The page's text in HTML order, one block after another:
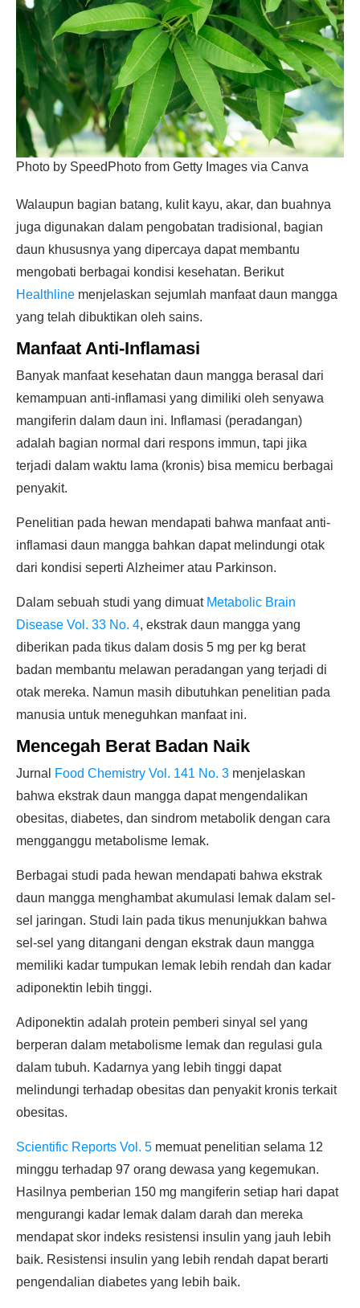
Photo by SpeedPhoto from Getty Images via Canva
Walaupun bagian batang, kulit kayu, akar, dan buahnya
juga digunakan dalam pengobatan tradisional, bagian
daun khususnya yang dipercaya dapat membantu
mengobati berbagai kondisi kesehatan. Berikut
Healthline menjelaskan sejumlah manfaat daun mangga
yang telah dibuktikan oleh sains.
Manfaat Anti-Inflamasi
Banyak manfaat kesehatan daun mangga berasal dari
kemampuan anti-inflamasi yang dimiliki oleh senyawa
mangiferin dalam daun ini. Inflamasi (peradangan)
adalah bagian normal dari respons immun, tapi jika
terjadi dalam waktu lama (kronis) bisa memicu berbagai
penyakit.
Penelitian pada hewan mendapati bahwa manfaat anti-
inflamasi daun mangga bahkan dapat melindungi otak
dari kondisi seperti Alzheimer atau Parkinson.
Dalam sebuah studi yang dimuat Metabolic Brain
Disease Vol. 33 No. 4, ekstrak daun mangga yang
diberikan pada tikus dalam dosis 5 mg per kg berat
badan membantu melawan peradangan yang terjadi di
otak mereka. Namun masih dibutuhkan penelitian pada
manusia untuk meneguhkan manfaat ini.
Mencegah Berat Badan Naik
Jurnal Food Chemistry Vol. 141 No. 3 menjelaskan
bahwa ekstrak daun mangga dapat mengendalikan
obesitas, diabetes, dan sindrom metabolik dengan cara
mengganggu metabolisme lemak.
Berbagai studi pada hewan mendapati bahwa ekstrak
daun mangga menghambat akumulasi lemak dalam sel-
sel jaringan. Studi lain pada tikus menunjukkan bahwa
sel-sel yang ditangani dengan ekstrak daun mangga
memiliki kadar tumpukan lemak lebih rendah dan kadar
adiponektin lebih tinggi.
Adiponektin adalah protein pemberi sinyal sel yang
berperan dalam metabolisme lemak dan regulasi gula
dalam tubuh. Kadarnya yang lebih tinggi dapat
melindungi terhadap obesitas dan penyakit kronis terkait
obesitas.
Scientific Reports Vol. 5 memuat penelitian selama 12
minggu terhadap 97 orang dewasa yang kegemukan.
Hasilnya pemberian 150 mg mangiferin setiap hari dapat
mengurangi kadar lemak dalam darah dan mereka
mendapat skor indeks resistensi insulin yang jauh lebih
baik. Resistensi insulin yang lebih rendah dapat berarti
pengendalian diabetes yang lebih baik.